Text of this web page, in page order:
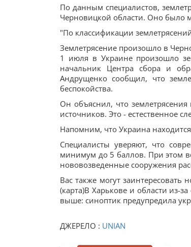
По данным специалистов,
Черновицкой области. Оно было
"По классификации
Землетрясение произошло в
1 июля в Украине произошло
начальник Центра сбора и
Андрущенко сообщил, что
беспокойства.
Он объяснил, что
источников. Это - естественное
Напомним, что Украина
Специалисты уверяют, что
минимум до 5 баллов. При этом
нововозведенные сооружения
Вас также могут
(карта)В Харькове и области из-
выше: синоптик предупредила
ДЖЕРЕЛО : UNIAN